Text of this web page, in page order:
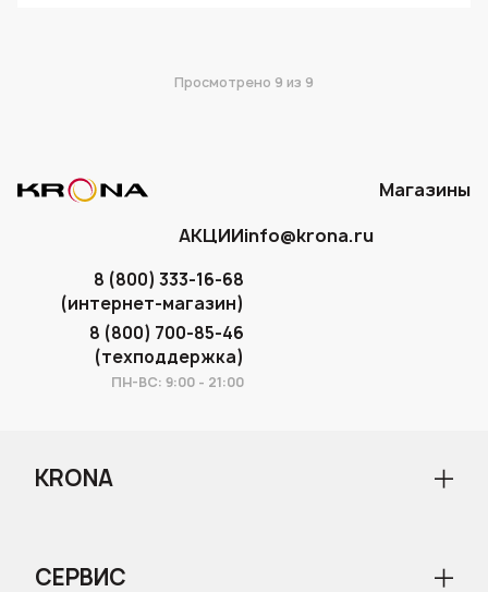
Просмотрено 9 из 9
Магазины
АКЦИИinfo@krona.ru
8 (800) 333-16-68
(интернет-магазин)
8 (800) 700-85-46
(техподдержка)
ПН-ВС: 9:00 - 21:00
KRONA
СЕРВИС